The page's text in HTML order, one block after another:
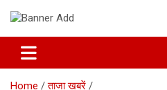
The Hillpost
Home
ताजा खबरें